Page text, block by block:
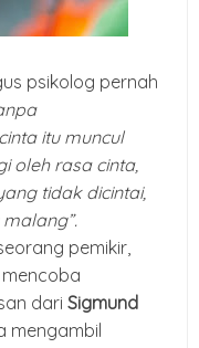
psikolog pernah
itu muncul
oleh rasa cinta,
tidak dicintai,
pemikir,
dari Sigmund
mengambil